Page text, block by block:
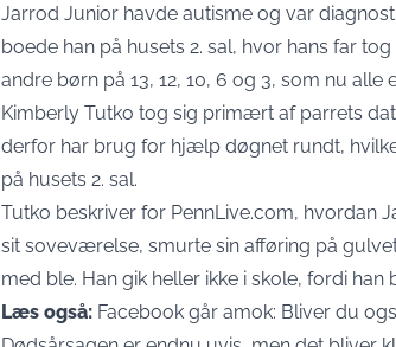
Jarrod Junior havde autisme og var
boede han på husets 2. sal, hvor hans far
andre børn på 13, 12, 10, 6 og 3, som nu
Kimberly Tutko tog sig primært af parrets
derfor har brug for hjælp døgnet rundt,
på husets 2. sal.
Tutko beskriver for PennLive.com,
sit soveværelse, smurte sin afføring på
med ble. Han gik heller ikke i skole, fordi
Læs også: Facebook går amok: Bliver du